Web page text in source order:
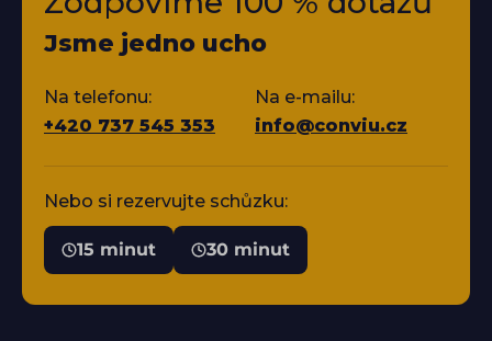
Jsme jedno ucho
Na telefonu:
+420 737 545 353
Na e-mailu:
info@conviu.cz
Nebo si rezervujte schůzku:
15 minut 30 minut